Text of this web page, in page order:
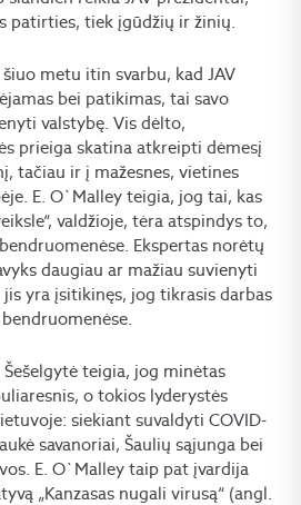
patirties, tiek įgūdžių ir žinių.
metu itin svarbu, kad JAV
bei patikimas, tai savo
valstybę. Vis dėlto,
prieiga skatina atkreipti dėmesį
tačiau ir į mažesnes, vietines
E. O`Malley teigia, jog tai, kas
valdžioje, tėra atspindys to,
Ekspertas norėtų
daugiau ar mažiau suvienyti
jis yra įsitikinęs, jog tikrasis darbas
teigia, jog minėtas
o tokios lyderystės
siekiant suvaldyti COVID-
savanoriai, Šaulių sąjunga bei
E. O`Malley taip pat įvardija
„Kanzasas nugali virusą“ (angl.